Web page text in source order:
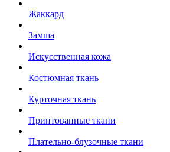
Жаккард
Замша
Искусственная кожа
Костюмная ткань
Курточная ткань
Принтованные ткани
Плательно-блузочные ткани